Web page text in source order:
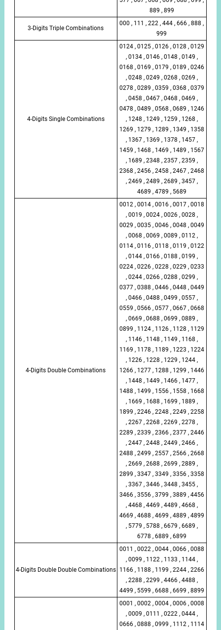
889 , 899
3-Digits Triple Combinations
000 , 111 , 222 , 444 , 666 , 888 ,
999
4-Digits Single Combinations
0124 , 0125 , 0126 , 0128 , 0129
, 0134 , 0146 , 0148 , 0149 ,
0168 , 0169 , 0179 , 0189 , 0246
, 0248 , 0249 , 0268 , 0269 ,
0278 , 0289 , 0359 , 0368 , 0379
, 0458 , 0467 , 0468 , 0469 ,
0478 , 0489 , 0568 , 0689 , 1246
, 1248 , 1249 , 1259 , 1268 ,
1269 , 1279 , 1289 , 1349 , 1358
, 1367 , 1369 , 1378 , 1457 ,
1459 , 1468 , 1469 , 1489 , 1567
, 1689 , 2348 , 2357 , 2359 ,
2368 , 2456 , 2458 , 2467 , 2468
, 2469 , 2489 , 2689 , 3457 ,
4689 , 4789 , 5689
4-Digits Double Combinations
0012 , 0014 , 0016 , 0017 , 0018
, 0019 , 0024 , 0026 , 0028 ,
0029 , 0035 , 0046 , 0048 , 0049
, 0068 , 0069 , 0089 , 0112 ,
0114 , 0116 , 0118 , 0119 , 0122
, 0144 , 0166 , 0188 , 0199 ,
0224 , 0226 , 0228 , 0229 , 0233
, 0244 , 0266 , 0288 , 0299 ,
0377 , 0388 , 0446 , 0448 , 0449
, 0466 , 0488 , 0499 , 0557 ,
0559 , 0566 , 0577 , 0667 , 0668
, 0669 , 0688 , 0699 , 0889 ,
0899 , 1124 , 1126 , 1128 , 1129
, 1146 , 1148 , 1149 , 1168 ,
1169 , 1178 , 1189 , 1223 , 1224
, 1226 , 1228 , 1229 , 1244 ,
1266 , 1277 , 1288 , 1299 , 1446
, 1448 , 1449 , 1466 , 1477 ,
1488 , 1499 , 1556 , 1558 , 1668
, 1669 , 1688 , 1699 , 1889 ,
1899 , 2246 , 2248 , 2249 , 2258
, 2267 , 2268 , 2269 , 2278 ,
2289 , 2339 , 2366 , 2377 , 2446
, 2447 , 2448 , 2449 , 2466 ,
2488 , 2499 , 2557 , 2566 , 2668
, 2669 , 2688 , 2699 , 2889 ,
2899 , 3347 , 3349 , 3356 , 3358
, 3367 , 3446 , 3448 , 3455 ,
3466 , 3556 , 3799 , 3889 , 4456
, 4468 , 4469 , 4489 , 4668 ,
4669 , 4688 , 4699 , 4889 , 4899
, 5779 , 5788 , 6679 , 6689 ,
6778 , 6889 , 6899
4-Digits Double Double Combinations
0011 , 0022 , 0044 , 0066 , 0088
, 0099 , 1122 , 1133 , 1144 ,
1166 , 1188 , 1199 , 2244 , 2266
, 2288 , 2299 , 4466 , 4488 ,
4499 , 5599 , 6688 , 6699 , 8899
0001 , 0002 , 0004 , 0006 , 0008
, 0009 , 0111 , 0222 , 0444 ,
0666 , 0888 , 0999 , 1112 , 1114